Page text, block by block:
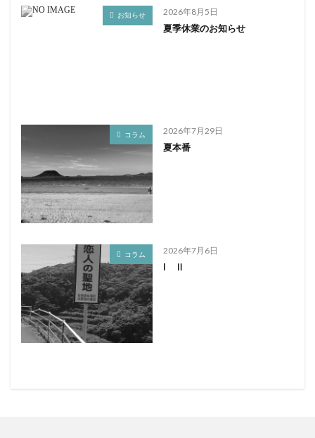
お知らせ 2026年8月5日
夏季休業のお知らせ
コラム 2026年7月29日
夏本番
コラム 2026年7月6日
I Ⅱ